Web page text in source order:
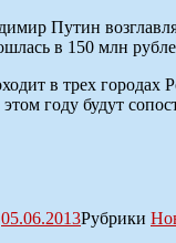
Путин
в 150 млн
в трех городах
году будут
05.06.2013Рубрики